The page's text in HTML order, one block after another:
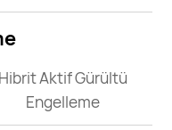
Hibrit Aktif Gürültü
Engelleme